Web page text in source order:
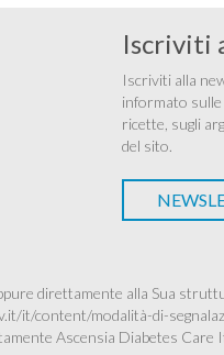
Iscriviti
Iscriviti alla
informato
ricette, sugli
del sito.
direttamente alla Sua
it/content/modalità-di-
Ascensia Diabetes